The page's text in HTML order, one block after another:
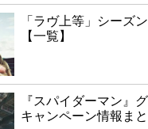
「ラヴ上等」シーズ
【一覧】
『スパイダーマン』
キャンペーン情報ま